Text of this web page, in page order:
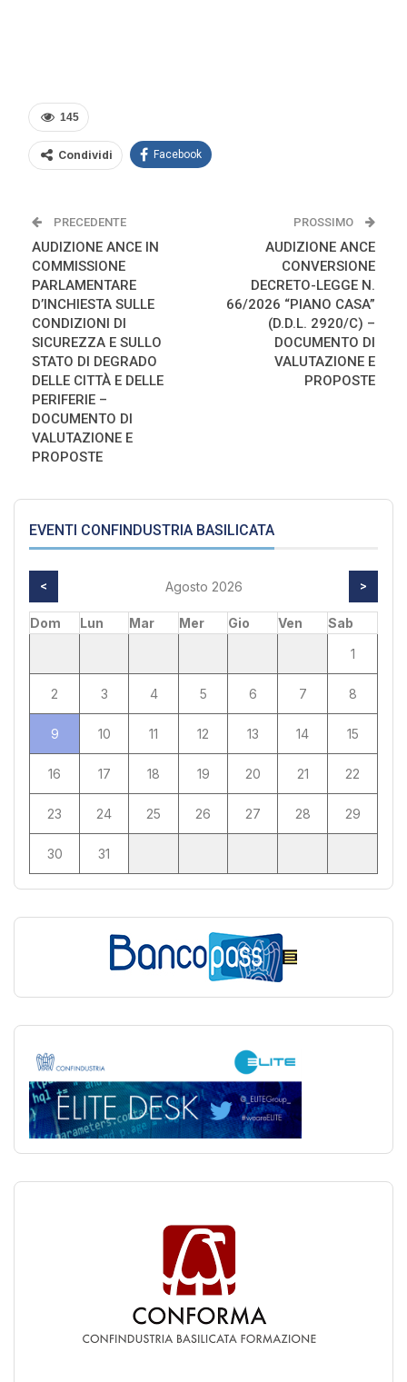
145
Condividi Facebook
PRECEDENTE
AUDIZIONE ANCE IN
COMMISSIONE
PARLAMENTARE
D’INCHIESTA SULLE
CONDIZIONI DI
SICUREZZA E SULLO
STATO DI DEGRADO
DELLE CITTÀ E DELLE
PERIFERIE –
DOCUMENTO DI
VALUTAZIONE E
PROPOSTE
PROSSIMO
AUDIZIONE ANCE
CONVERSIONE
DECRETO-LEGGE N.
66/2026 “PIANO CASA”
(D.D.L. 2920/C) –
DOCUMENTO DI
VALUTAZIONE E
PROPOSTE
EVENTI CONFINDUSTRIA BASILICATA
< Agosto 2026 >
Dom Lun Mar Mer Gio Ven
Sab
1
2 3 4 5 6 7 8
9 10 11 12 13 14 15
16 17 18 19 20 21 22
23 24 25 26 27 28 29
30 31